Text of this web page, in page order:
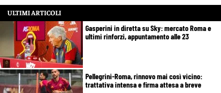
ULTIMI ARTICOLI
Gasperini in diretta su Sky: mercato Roma e
ultimi rinforzi, appuntamento alle 23
Pellegrini-Roma, rinnovo mai così vicino:
trattativa intensa e firma attesa a breve